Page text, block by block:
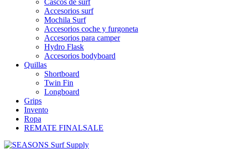
Cascos de surf
Accesorios surf
Mochila Surf
Accesorios coche y furgoneta
Accesorios para camper
Hydro Flask
Accesorios bodyboard
Quillas
Shortboard
Twin Fin
Longboard
Grips
Invento
Ropa
REMATE FINALSALE